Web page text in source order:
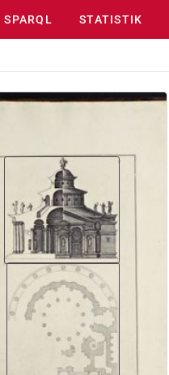
SPARQL STATISTIK